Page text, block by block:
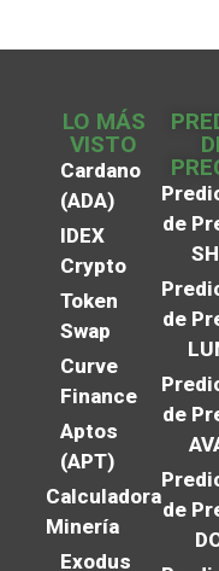
LO MÁS
VISTO
Cardano
(ADA)
IDEX
Crypto
Token
Swap
Curve
Finance
Aptos
(APT)
Calculadora
Minería
Exodus
de
de
de
de